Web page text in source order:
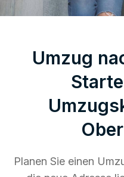
Umzug
Planen Sie einen